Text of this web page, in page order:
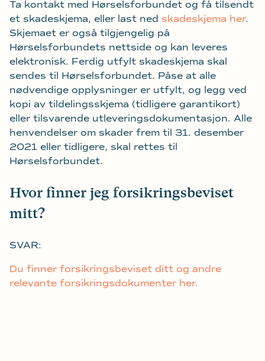
Ta kontakt med Hørselsforbundet og få tilsendt
et skadeskjema, eller last ned skadeskjema her.
Skjemaet er også tilgjengelig på
Hørselsforbundets nettside og kan leveres
elektronisk. Ferdig utfylt skadeskjema skal
sendes til Hørselsforbundet. Påse at alle
nødvendige opplysninger er utfylt, og legg ved
kopi av tildelingsskjema (tidligere garantikort)
eller tilsvarende utleveringsdokumentasjon. Alle
henvendelser om skader frem til 31. desember
2021 eller tidligere, skal rettes til
Hørselsforbundet.
Hvor finner jeg forsikringsbeviset
mitt?
SVAR:
Du finner forsikringsbeviset ditt og andre
relevante forsikringsdokumenter her.